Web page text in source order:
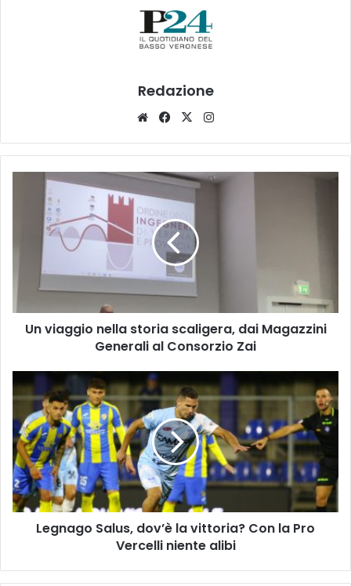
Redazione
WebsiteFacebook
X
scaligera,
Magazzini
Generali
al
Consorzio
Un viaggio nella storia scaligera, dai Magazzini
Generali al Consorzio Zai
Legnago
Salus,
dov’è
la
vittoria?
Con
la
Pro
Vercelli
nienteLegnago Salus, dov’è la vittoria? Con la Pro
Vercelli niente alibi